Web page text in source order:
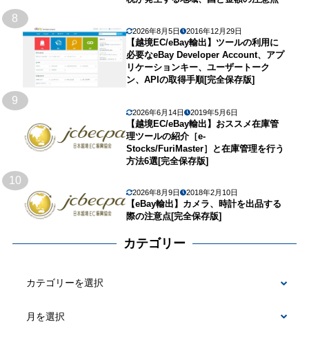
8
2026年8月5日 2016年12月29日
【越境EC/eBay輸出】ツールの利用に
必要なeBay Developer Account、アプ
リケーションキー、ユーザートーク
ン、APIの取得手順[完全保存版]
9
2026年6月14日 2019年5月6日
【越境EC/eBay輸出】おススメ在庫管
理ツールの紹介［e-
Stocks/FuriMaster］と在庫管理を行う
方法6選[完全保存版]
10
2026年8月9日 2018年2月10日
【eBay輸出】カメラ、時計を出品する
際の注意点[完全保存版]
カテゴリー